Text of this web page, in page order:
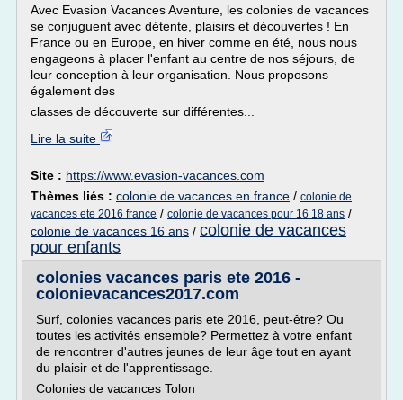
Avec Evasion Vacances Aventure, les colonies de vacances
se conjuguent avec détente, plaisirs et découvertes ! En
France ou en Europe, en hiver comme en été, nous nous
engageons à placer l'enfant au centre de nos séjours, de
leur conception à leur organisation. Nous proposons
également des
classes de découverte sur différentes...
Lire la suite
Site : https://www.evasion-vacances.com
Thèmes liés : colonie de vacances en france / colonie de
vacances ete 2016 france / colonie de vacances pour 16 18 ans /
colonie de vacances 16 ans / colonie de vacances
pour enfants
colonies vacances paris ete 2016 -
colonievacances2017.com
Surf, colonies vacances paris ete 2016, peut-être? Ou
toutes les activités ensemble? Permettez à votre enfant
de rencontrer d'autres jeunes de leur âge tout en ayant
du plaisir et de l'apprentissage.
Colonies de vacances Tolon